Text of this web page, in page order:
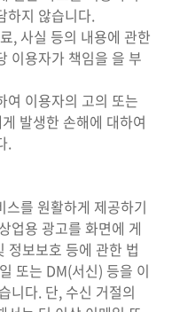
하지 않습니다.
, 사실 등의 내용에 관한
이용자가 책임을 을 부
여 이용자의 고의 또는
발생한 손해에 대하여
.
를 원활하게 제공하기
업용 광고를 화면에 게
정보보호 등에 관한 법
또는 DM(서신) 등을 이
니다. 단, 수신 거절의